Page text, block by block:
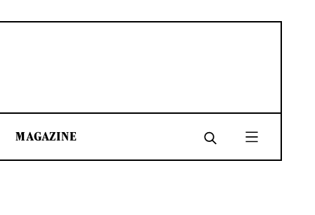
MAGAZINE